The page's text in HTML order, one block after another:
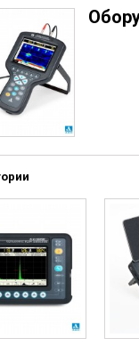
и электролитов
анализаторы
и вошеры